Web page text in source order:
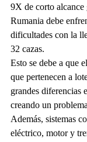
9X de corto
Rumania debe
dificultades con la
32 cazas.
Esto se debe a que
que pertenecen a
grandes diferencias
creando un
Además, sistemas
eléctrico, motor y